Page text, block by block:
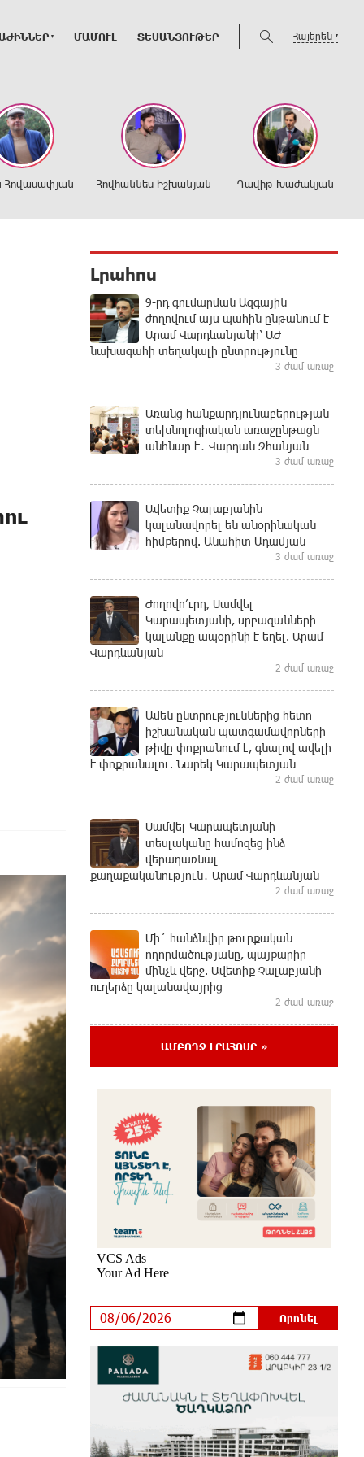
ՄԱՄՈՒԼ ՏԵՍԱՆՅՈՒԹԵՐ Հայերեն
Հովասափյան Հովհաննես Իշխանյան Դավիթ Խաժակյան
Լրահոս
9-րդ գումարման Ազգային
ժողովում այս պահին ընթանում է
Արամ Վարդևանյանի՝ ԱԺ
նախագահի տեղակալի ընտրությունը
3 ժամ առաջ
Առանց հանքարդյունաբերության
տեխնոլոգիական առաջընթացն
անհնար է․ Վարդան Ջհանյան
3 ժամ առաջ
Ավետիք Չալաբյանին
կալանավորել են անօրինական
հիմքերով. Անահիտ Ադամյան
3 ժամ առաջ
Ժողովո՛ւրդ, Սամվել
Կարապետյանի, սրբազանների
կալանքը ապօրինի է եղել. Արամ
Վարդևանյան
2 ժամ առաջ
Ամեն ընտրություններից հետո
իշխանական պատգամավորների
թիվը փոքրանում է, գնալով ավելի
է փոքրանալու. Նարեկ Կարապետյան
2 ժամ առաջ
Սամվել Կարապետյանի
տեսլականը համոզեց ինձ
վերադառնալ
քաղաքականություն․ Արամ Վարդևանյան
2 ժամ առաջ
Մի´ հանձնվիր թուրքական
ողորմածությանը, պայքարիր
մինչև վերջ. Ավետիք Չալաբյանի
ուղերձը կալանավայրից
2 ժամ առաջ
«Չեմ վերադառնալու
փաստաբանական
2 ժամ առաջ
Հայաստանը կարիք ունի Ավետիք
Չալաբյանի նման խելացի,
աշխատասեր և զարգացած
մարդու. Արմեն Մանվելյան
2 ժամ առաջ
Հիմա. Նարեկ Կարապետյանի
2 ժամ առաջ
Հարցնում են իրար.«ամուսինդ
ո՞նց է, քեռիդ ո՞նց է».
Մարուքյանը հիասթափված է
նորընտիր խորհրդարանից
ԱՄԲՈՂՋ ԼՐԱՀՈՍԸ »